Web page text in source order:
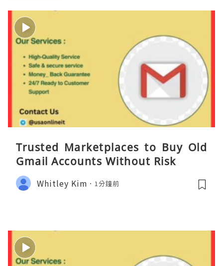
Trusted Marketplaces to Buy Old
Gmail Accounts Without Risk
Whitley Kim 1分鐘前